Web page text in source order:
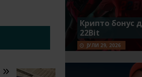
Крипто бонус
22Bit
ЈУЛИ 29, 2026